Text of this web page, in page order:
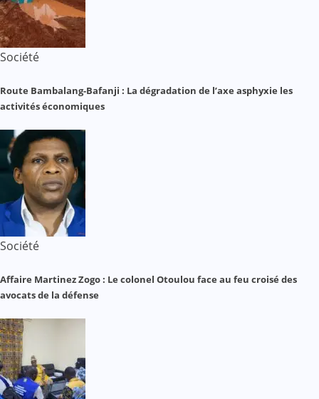
Société
Route Bambalang-Bafanji : La dégradation de l’axe asphyxie les
activités économiques
Société
Affaire Martinez Zogo : Le colonel Otoulou face au feu croisé des
avocats de la défense